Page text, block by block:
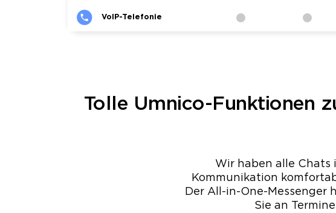
VoIP-Telefonie
Tolle Umnico-Funktionen
Wir haben alle Chats
Kommunikation
Der All-in-One-
Sie an